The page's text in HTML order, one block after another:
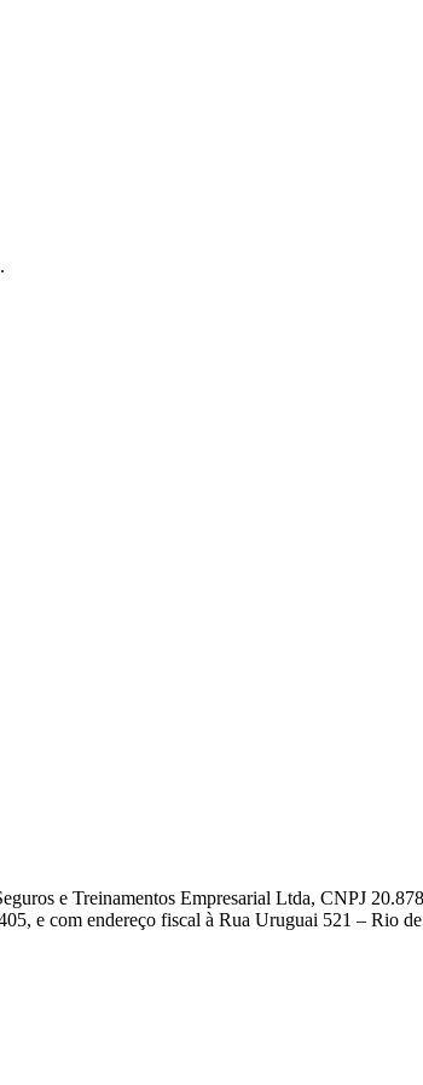
e Treinamentos Empresarial Ltda, CNPJ
e com endereço fiscal à Rua Uruguai 521 – Rio